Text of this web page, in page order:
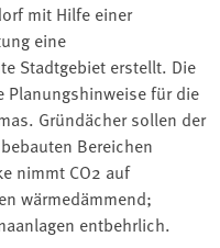
mit Hilfe einer
eine
Stadtgebiet erstellt. Die
Planungshinweise für die
Gründächer sollen der
Bereichen
nimmt CO2 auf
wärmedämmend;
entbehrlich.